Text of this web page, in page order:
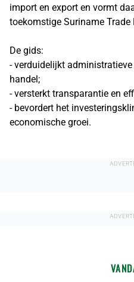
import en export en vormt
toekomstige Suriname Trade
De gids:
- verduidelijkt
handel;
- versterkt transparantie en
- bevordert het
economische groei.